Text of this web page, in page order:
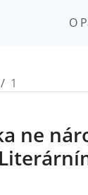
O
1
ne